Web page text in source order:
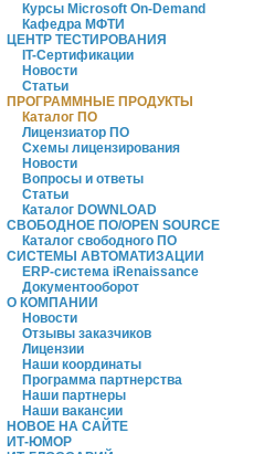
Курсы Microsoft On-Demand
Кафедра МФТИ
ЦЕНТР ТЕСТИРОВАНИЯ
IT-Сертификации
Новости
Статьи
ПРОГРАММНЫЕ ПРОДУКТЫ
Каталог ПО
Лицензиатор ПО
Схемы лицензирования
Новости
Вопросы и ответы
Статьи
Каталог DOWNLOAD
СВОБОДНОЕ ПО/OPEN SOURCE
Каталог свободного ПО
СИСТЕМЫ АВТОМАТИЗАЦИИ
ERP-система iRenaissance
Документооборот
О КОМПАНИИ
Новости
Отзывы заказчиков
Лицензии
Наши координаты
Программа партнерства
Наши партнеры
Наши вакансии
НОВОЕ НА САЙТЕ
ИТ-ЮМОР